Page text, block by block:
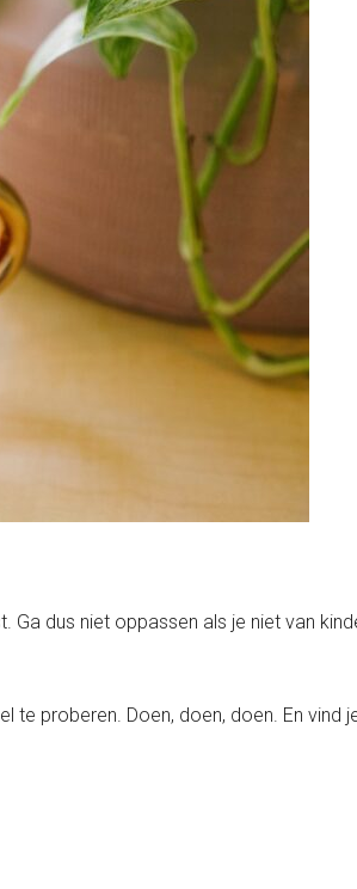
dus niet oppassen als je niet van
proberen. Doen, doen, doen. En vind